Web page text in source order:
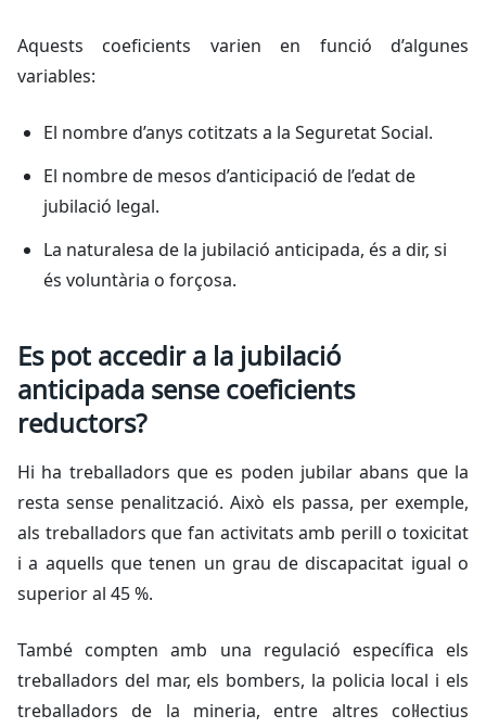
Aquests coeficients varien en funció d’algunes
variables:
El nombre d’anys cotitzats a la Seguretat Social.
El nombre de mesos d’anticipació de l’edat de
jubilació legal.
La naturalesa de la jubilació anticipada, és a dir, si
és voluntària o forçosa.
Es pot accedir a la jubilació
anticipada sense coeficients
reductors?
Hi ha treballadors que es poden jubilar abans que la
resta sense penalització. Això els passa, per exemple,
als treballadors que fan activitats amb perill o toxicitat
i a aquells que tenen un grau de discapacitat igual o
superior al 45 %.
També compten amb una regulació específica els
treballadors del mar, els bombers, la policia local i els
treballadors de la mineria, entre altres col·lectius